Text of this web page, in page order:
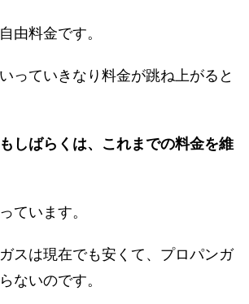
由料金です。
っていきなり料金が跳ね上がると
もしばらくは、これまでの料金を維
ています。
スは現在でも安くて、プロパンガ
ないのです。